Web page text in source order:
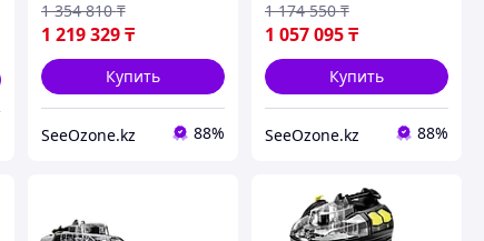
1 219 329 ₸
1 354 810 ₸
Купить
SeeOzone.kz 88%
1 057 095₸
1 174 550 ₸
Купить
SeeOzone.kz 88%